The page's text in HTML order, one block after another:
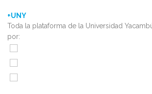
+UNY
Toda la plataforma de la Universidad
por: